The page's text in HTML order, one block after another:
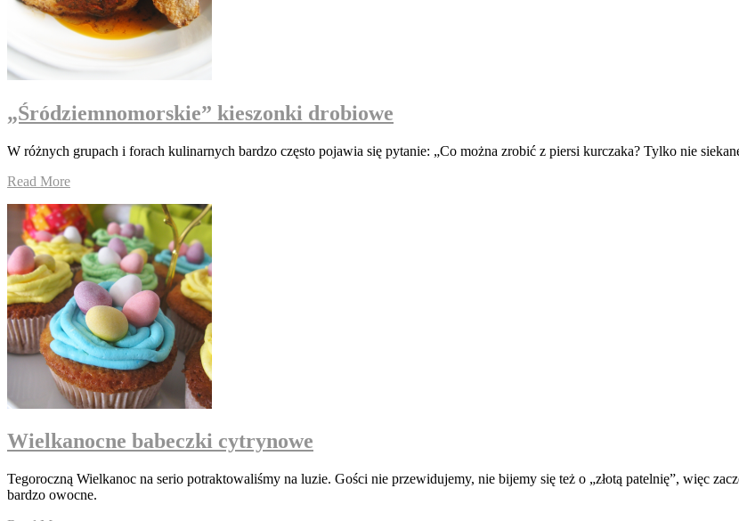
„Śródziemnomorskie” kieszonki drobiowe
W różnych grupach i forach kulinarnych bardzo często pojawia się pytanie: „Co można zrobić z piersi kurczaka? Tylko nie
Read More
Wielkanocne babeczki cytrynowe
Tegoroczną Wielkanoc na serio potraktowaliśmy na luzie. Gości nie przewidujemy, nie bijemy się też o „złotą patelnię”, więc
bardzo owocne.